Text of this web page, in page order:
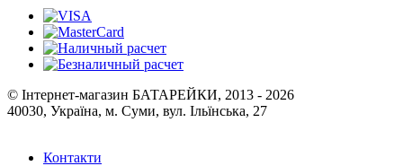
© Інтернет-магазин БАТАРЕЙКИ, 2013 - 2026
40030, Україна, м. Суми, вул. Ільїнська, 27
Контакти